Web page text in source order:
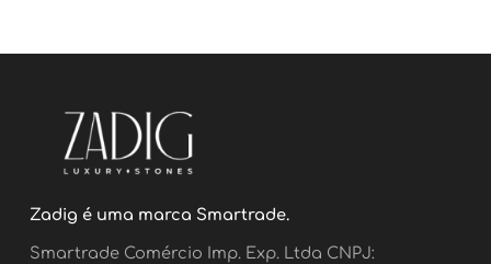
Zadig é uma marca Smartrade.
Smartrade Comércio Imp. Exp. Ltda CNPJ: